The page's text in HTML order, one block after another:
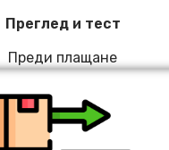
Преглед и тест
Преди плащане